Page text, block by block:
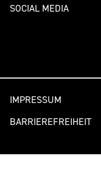
SOCIAL MEDIA
IMPRESSUM
BARRIEREFREIHEIT